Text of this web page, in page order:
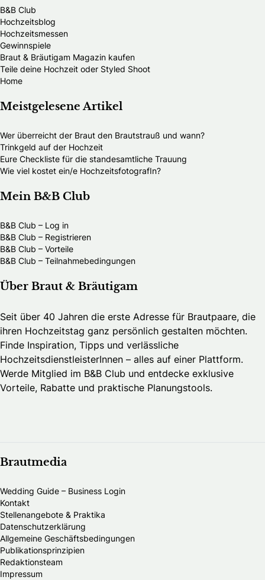
B&B Club
Hochzeitsblog
Hochzeitsmessen
Gewinnspiele
Braut & Bräutigam Magazin kaufen
Teile deine Hochzeit oder Styled Shoot
Home
Meistgelesene Artikel
Wer überreicht der Braut den Brautstrauß und wann?
Trinkgeld auf der Hochzeit
Eure Checkliste für die standesamtliche Trauung
Wie viel kostet ein/e HochzeitsfotografIn?
Mein B&B Club
B&B Club – Log in
B&B Club – Registrieren
B&B Club – Vorteile
B&B Club – Teilnahmebedingungen
Über Braut & Bräutigam
Seit über 40 Jahren die erste Adresse für Brautpaare, die
ihren Hochzeitstag ganz persönlich gestalten möchten.
Finde Inspiration, Tipps und verlässliche
HochzeitsdienstleisterInnen – alles auf einer Plattform.
Werde Mitglied im B&B Club und entdecke exklusive
Vorteile, Rabatte und praktische Planungstools.
Brautmedia
Wedding Guide – Business Login
Kontakt
Stellenangebote & Praktika
Datenschutzerklärung
Allgemeine Geschäftsbedingungen
Publikationsprinzipien
Redaktionsteam
Impressum